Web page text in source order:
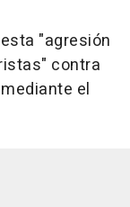
"agresión
contra
el